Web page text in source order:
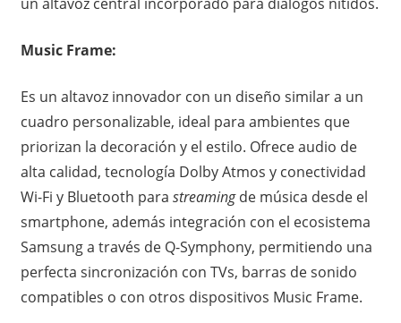
Music Frame:
Es un altavoz innovador con un diseño similar a un
cuadro personalizable, ideal para ambientes que
priorizan la decoración y el estilo. Ofrece audio de
alta calidad, tecnología Dolby Atmos y conectividad
Wi-Fi y Bluetooth para streamingde música desde el
smartphone, además integración con el ecosistema
Samsung a través de Q-Symphony, permitiendo una
perfecta sincronización con TVs, barras de sonido
compatibles o con otros dispositivos Music Frame.